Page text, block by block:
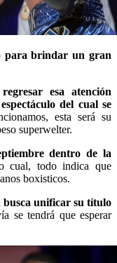
para brindar un gran
esa atención
del cual se
esta será su
superwelter.
dentro de la
cual, todo indica que
boxisticos.
unificar su título
se tendrá que esperar